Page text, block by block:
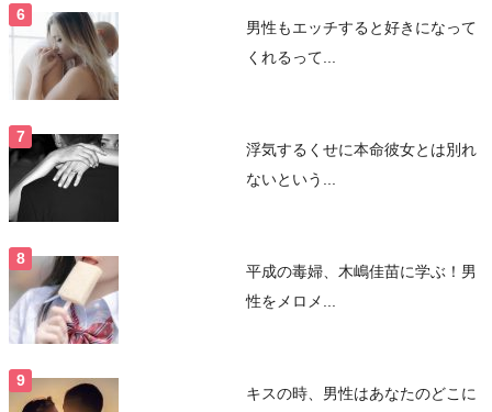
男性もエッチすると好きになって
くれるって...
浮気するくせに本命彼女とは別れ
ないという...
平成の毒婦、木嶋佳苗に学ぶ！男
性をメロメ...
キスの時、男性はあなたのどこに